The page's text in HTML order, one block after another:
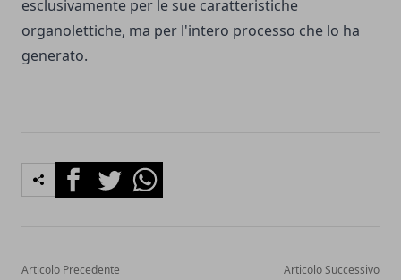
esclusivamente per le sue caratteristiche
organolettiche, ma per l'intero processo che lo ha
generato.
FacebookTwitterWhatsapp
Articolo Precedente Articolo Successivo